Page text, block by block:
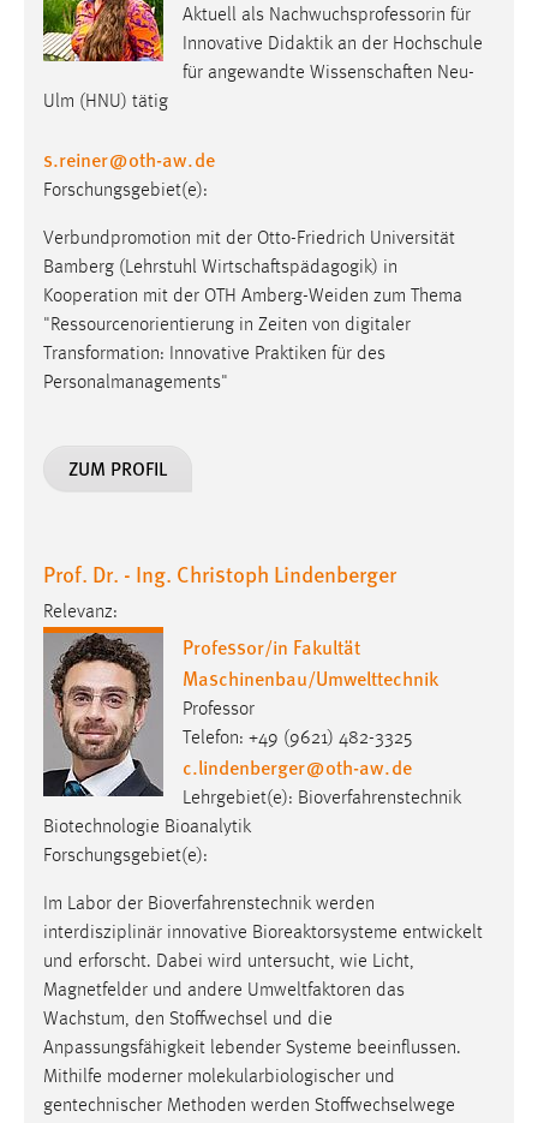
Aktuell als Nachwuchsprofessorin für
Innovative Didaktik an der Hochschule
für angewandte Wissenschaften Neu-
Ulm (HNU) tätig
s.reiner@oth-aw.de
Forschungsgebiet(e):
Verbundpromotion mit der Otto-Friedrich Universität
Bamberg (Lehrstuhl Wirtschaftspädagogik) in
Kooperation mit der OTH Amberg-Weiden zum Thema
"Ressourcenorientierung in Zeiten von digitaler
Transformation: Innovative Praktiken für des
Personalmanagements"
ZUM PROFIL
Prof. Dr. - Ing. Christoph Lindenberger
Relevanz:
Professor/in Fakultät
Maschinenbau/Umwelttechnik
Professor
Telefon: +49 (9621) 482-3325
c.lindenberger@oth-aw.de
Lehrgebiet(e): Bioverfahrenstechnik
Biotechnologie Bioanalytik
Forschungsgebiet(e):
Im Labor der Bioverfahrenstechnik werden
interdisziplinär innovative Bioreaktorsysteme entwickelt
und erforscht. Dabei wird untersucht, wie Licht,
Magnetfelder und andere Umweltfaktoren das
Wachstum, den Stoffwechsel und die
Anpassungsfähigkeit lebender Systeme beeinflussen.
Mithilfe moderner molekularbiologischer und
gentechnischer Methoden werden Stoffwechselwege
Für performante Seitenauslieferung wird in diesem Cookie
gespeichert, ob man eingeloggt ist.
Sprachpräferenz
Name:
site-language-preference
Zweck:
Das Cookie speichert die gewählte Sprache der Website.
Cookie Laufzeit:
30 Tage
Chat
MibewSessionID, MIBEW_UserID, mibew_locale, mibew-
Cookie Laufzeit:
MibewSessionID, mibew-chat-frame-style-
5e9dbeb1811c0446 = Sitzungslaufzeit, mibew_locale = 3
Jahre, MIBEW_UserID = 1 Jahr
Login
Name:
fe_user, be_user, be_lastLoginProvider
Zweck:
Dieser Cookie ist notwendig um sich an der Website
einloggen zu können.
Cookie Laufzeit:
24 Stunden
STATISTIK